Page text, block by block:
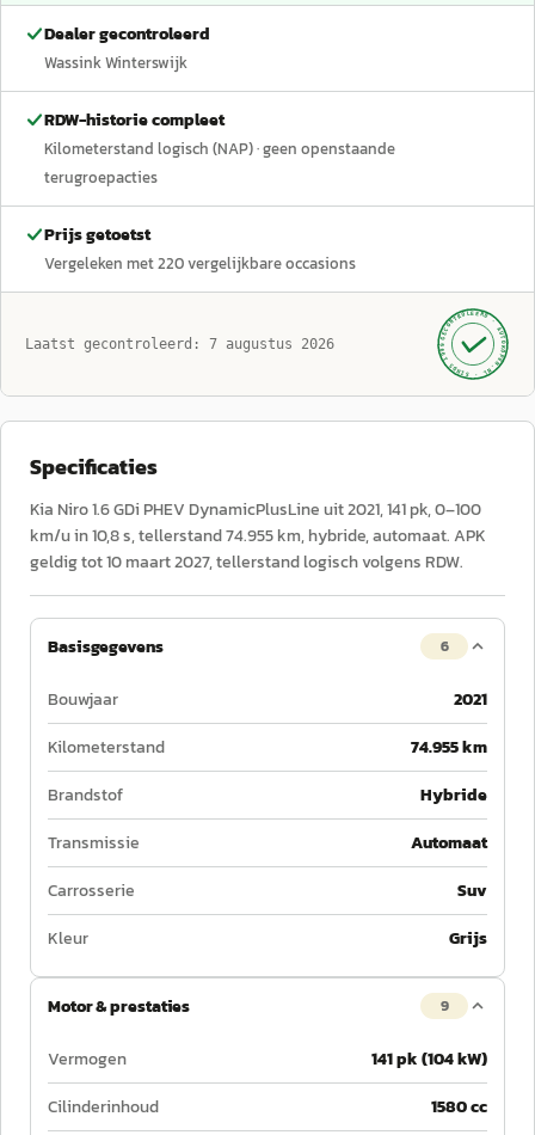
Dealer gecontroleerd
Wassink Winterswijk
RDW-historie compleet
Kilometerstand logisch (NAP)· geen openstaande
terugroepacties
Prijs getoetst
Vergeleken met220vergelijkbare occasions
Laatst gecontroleerd: 7 augustus 2026 GECONTROLEERD ·
AUTOKOPEN.NL
· SINDS 1999 ·
Specificaties
Kia Niro 1.6 GDi PHEV DynamicPlusLine uit 2021, 141 pk, 0–100
km/u in 10,8 s, tellerstand 74.955 km, hybride, automaat. APK
geldig tot 10 maart 2027, tellerstand logisch volgens RDW.
Basisgegevens 6
Bouwjaar
2021
Kilometerstand
74.955 km
Brandstof
Hybride
Transmissie
Automaat
Carrosserie
Suv
Kleur
Grijs
Motor & prestaties 9
Vermogen
141 pk (104 kW)
Cilinderinhoud
1580 cc